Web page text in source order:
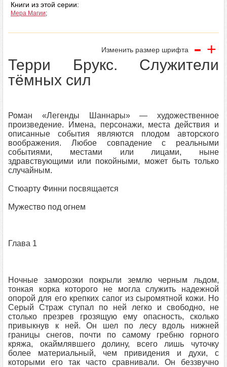
Книги из этой серии:
Мера Магии;
Изменить размер шрифта - +
Терри Брукс. Служители
тёмных сил
Роман «Легенды Шаннары» — художественное
произведение. Имена, персонажи, места действия и
описанные события являются плодом авторского
воображения. Любое совпадение с реальными
событиями, местами или лицами, ныне
здравствующими или покойными, может быть только
случайным.
Стюарту Финни посвящается
Мужество под огнем
Глава 1
Ночные заморозки покрыли землю черным льдом,
тонкая корка которого не могла служить надежной
опорой для его крепких сапог из сыромятной кожи. Но
Серый Страж ступал по ней легко и свободно, не
столько презрев грозящую ему опасность, сколько
привыкнув к ней. Он шел по лесу вдоль нижней
границы снегов, почти по самому гребню горного
кряжа, окаймлявшего долину, всего лишь чуточку
более материальный, чем привидения и духи, с
которыми его так часто сравнивали. Он беззвучно